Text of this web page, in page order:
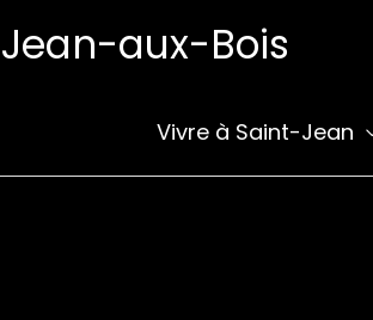
aux-Bois
Vivre à Saint-Jean